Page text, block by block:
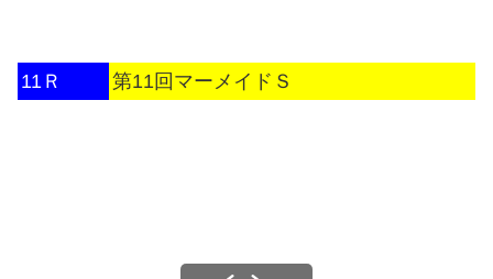
11Ｒ 第11回マーメイドＳ